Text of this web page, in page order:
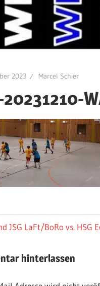
2023 Marcel Schier
20231210-
JSG LaFt/BoRo vs. HSG
hinterlassen